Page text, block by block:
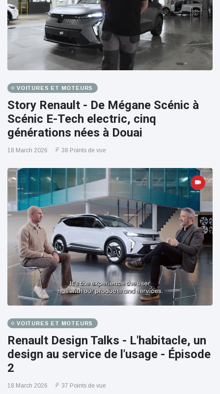
VOITURES ET MOTEURS
Story Renault - De Mégane Scénic à
Scénic E-Tech electric, cinq
générations nées à Douai
18 March 2026 38 Points de vue
VOITURES ET MOTEURS
Renault Design Talks - L'habitacle, un
design au service de l'usage - Épisode
2
18 March 2026 37 Points de vue